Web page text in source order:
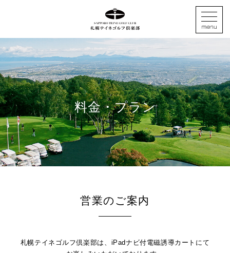
料金・プラン
営業のご案内
札幌テイネゴルフ倶楽部は、iPadナビ付電磁誘導カートにて